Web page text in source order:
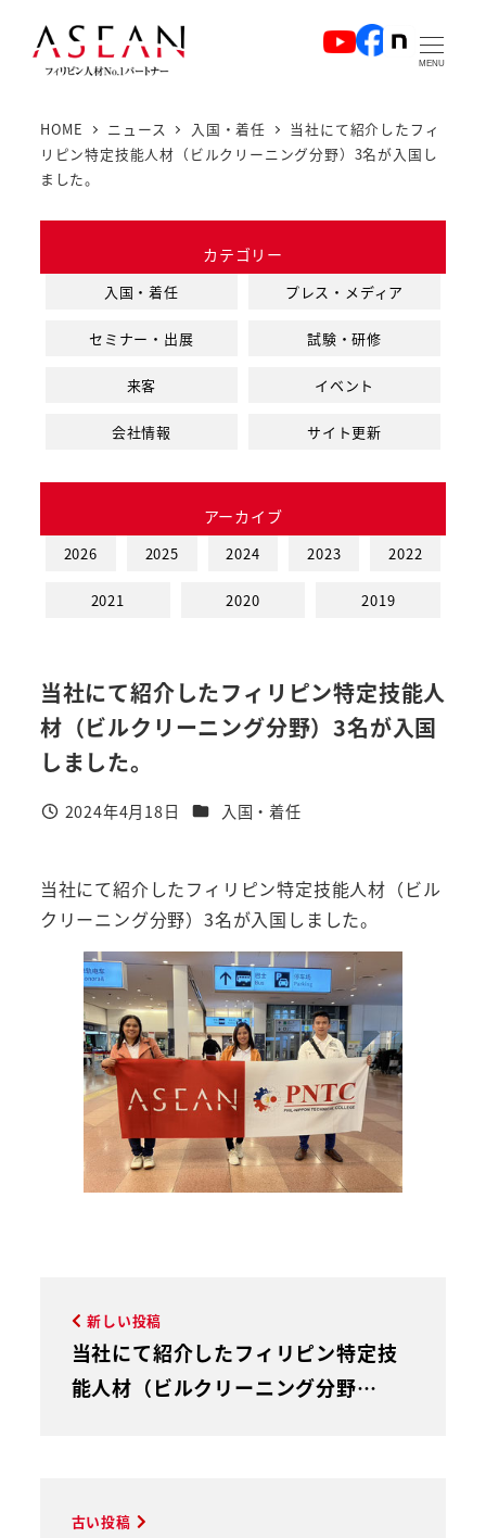
MENU
HOME ニュース 入国・着任
当社にて紹介したフィ
リピン特定技能人材（ビルクリーニング分野）3名が入国し
ました。
カテゴリー
入国・着任 プレス・メディア
セミナー・出展 試験・研修
来客 イベント
会社情報 サイト更新
アーカイブ
2026 2025 2024 2023 2022
2021 2020 2019
当社にて紹介したフィリピン特定技能人
材（ビルクリーニング分野）3名が入国
しました。
投稿日
2024年4月18日 カテゴリー
入国・着任
当社にて紹介したフィリピン特定技能人材（ビル
クリーニング分野）3名が入国しました。
古い投稿
新しい投稿
当社にて紹介したフィリピン特定技
能人材（ビルクリーニング分野…